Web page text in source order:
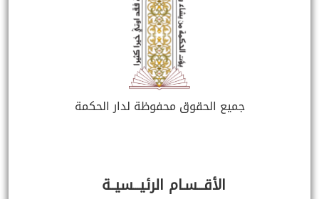
جميع الحقوق محفوظة لدار الحكمة
الأقـــسـام الرئيـــسيــة